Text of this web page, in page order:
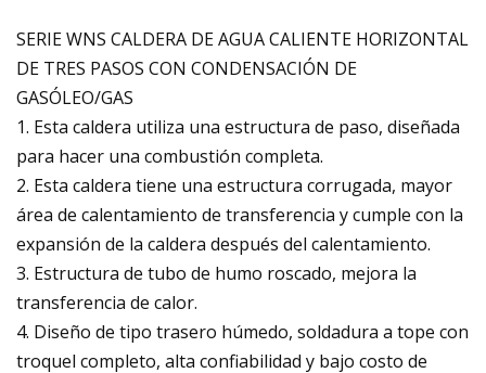
SERIE WNS CALDERA DE AGUA CALIENTE HORIZONTAL
DE TRES PASOS CON CONDENSACIÓN DE
GASÓLEO/GAS
1. Esta caldera utiliza una estructura de paso, diseñada
para hacer una combustión completa.
2. Esta caldera tiene una estructura corrugada, mayor
área de calentamiento de transferencia y cumple con la
expansión de la caldera después del calentamiento.
3. Estructura de tubo de humo roscado, mejora la
transferencia de calor.
4. Diseño de tipo trasero húmedo, soldadura a tope con
troquel completo, alta confiabilidad y bajo costo de